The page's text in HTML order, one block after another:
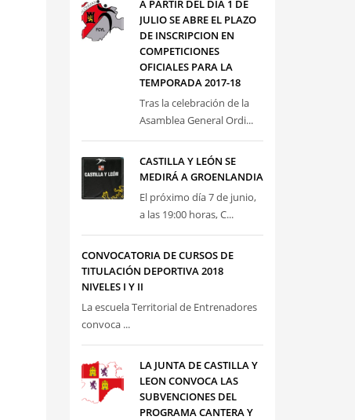
A PARTIR DEL DIA 1 DE
JULIO SE ABRE EL PLAZO
DE INSCRIPCION EN
COMPETICIONES
OFICIALES PARA LA
TEMPORADA 2017-18
Tras la celebración de la
Asamblea General Ordi...
CASTILLA Y LEÓN SE
MEDIRÁ A GROENLANDIA
El próximo día 7 de junio,
a las 19:00 horas, C...
CONVOCATORIA DE CURSOS DE
TITULACIÓN DEPORTIVA 2018
NIVELES I Y II
La escuela Territorial de Entrenadores
convoca ...
LA JUNTA DE CASTILLA Y
LEON CONVOCA LAS
SUBVENCIONES DEL
PROGRAMA CANTERA Y